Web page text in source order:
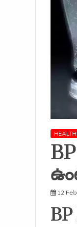
HEALTH
12